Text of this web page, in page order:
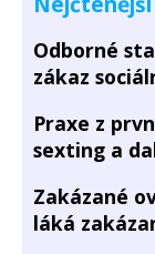
Odborné
zákaz
Praxe z
sexting a
Zakázané
láká